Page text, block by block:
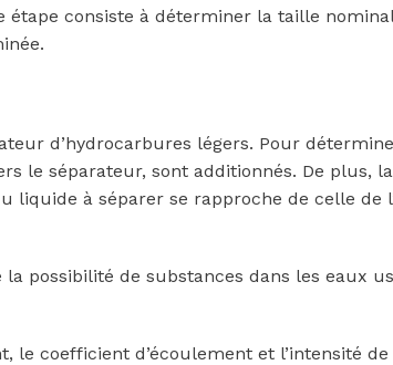
consiste à déterminer la taille
d’hydrocarbures légers. Pour
le séparateur, sont additionnés. De plus, la
à séparer se rapproche de celle de
possibilité de substances dans les eaux
le coefficient d’écoulement et l’intensité de